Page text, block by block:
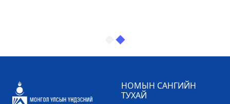
НОМЫН САНГИЙН
ТУХАЙ